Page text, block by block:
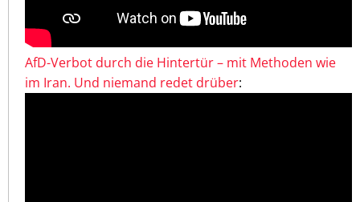
AfD-Verbot durch die Hintertür – mit Methoden wie
im Iran. Und niemand redet drüber: